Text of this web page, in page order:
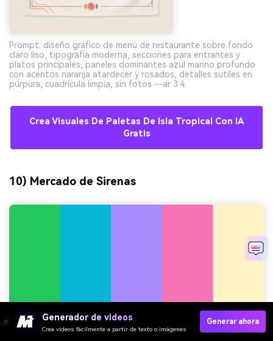
Prompt: diseño gráfico de menú de restaurante sobre fondo
claro liso, tipografía moderna, secciones para entrantes y
platos principales, paneles dominantes azul marino profundo
con acentos naranja atardecer y rosados, detalles sutiles en
púrpura, cuadrícula limpia, sin fotos --ar 3:4
Crea Visuales De Paletas De Isla Tropical Con IA
Gratis
10) Mercado de Sirenas
Generador de videos
Crea videos fácilmente a partir de texto o imágenes
Generar ahora